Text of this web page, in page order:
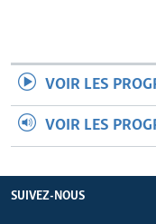
VOIR LES
VOIR LES
SUIVEZ-NOUS